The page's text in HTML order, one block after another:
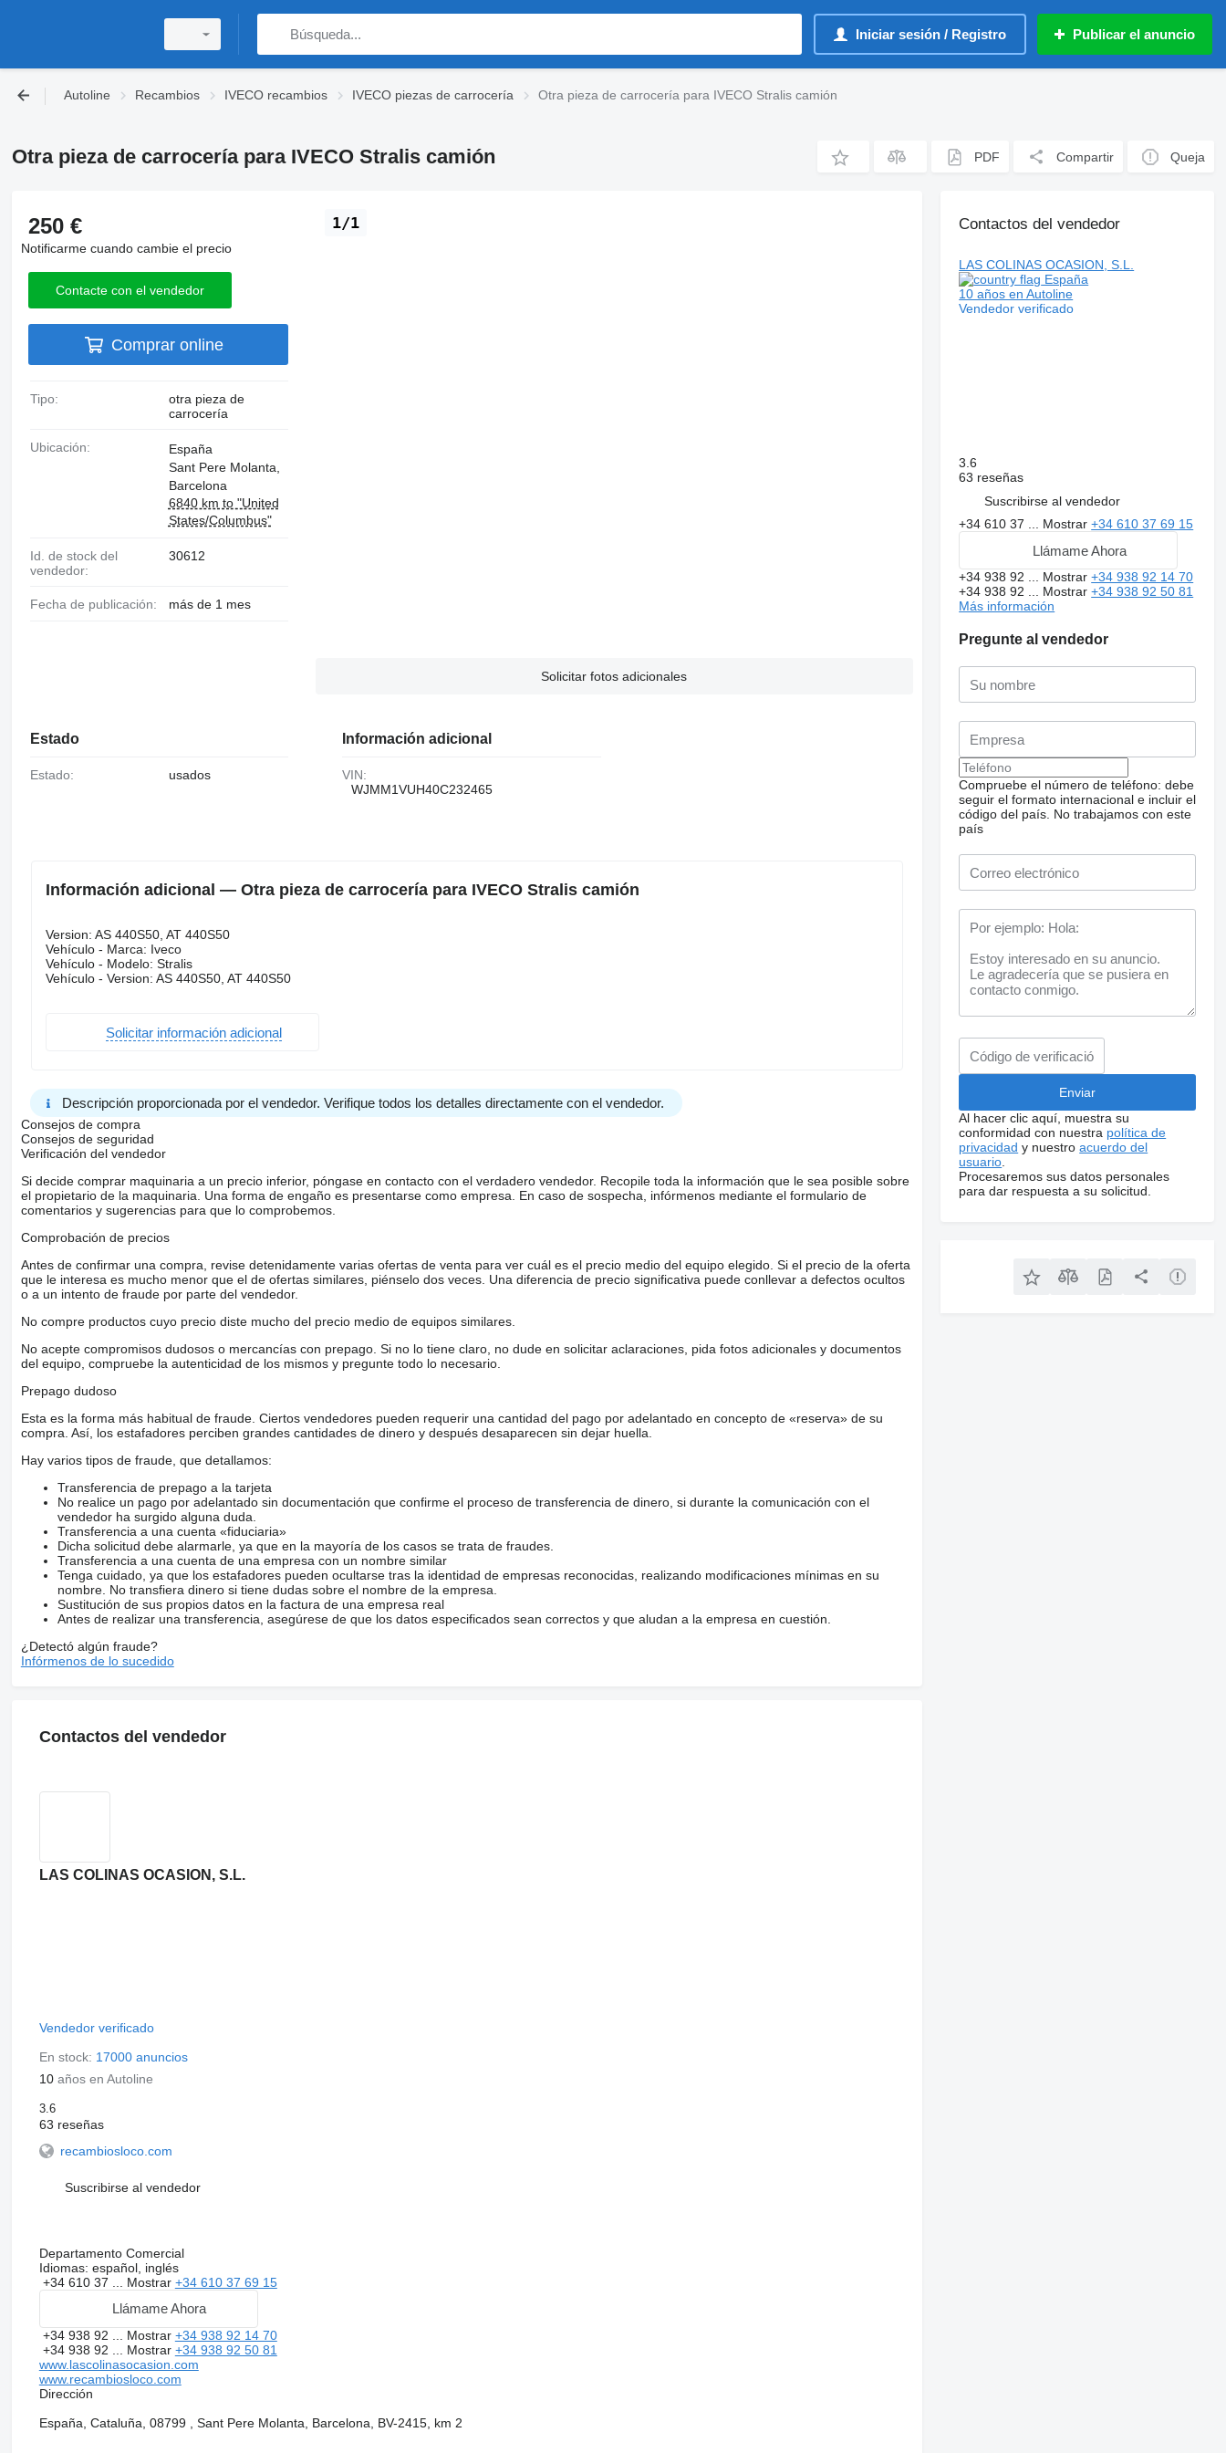
Iniciar sesión / Registro Publicar el anuncio
Autoline Recambios IVECO recambios IVECO piezas de carrocería Otra pieza de carrocería para IVECO Stralis camión
Otra pieza de carrocería para IVECO Stralis camión PDF Compartir Queja
1/1
Solicitar fotos adicionales
250 €
Notificarme cuando cambie el precio
Contacte con el vendedor
Comprar online
Tipo:
otra pieza de
carrocería
Ubicación:
España
Sant Pere Molanta,
Barcelona
6840 km to "United
States/Columbus"
Id. de stock del
vendedor:
30612
Fecha de publicación: más de 1 mes
Estado
Estado: usados
Información adicional
VIN:
WJMM1VUH40C232465
Información adicional — Otra pieza de carrocería para IVECO Stralis camión
Version: AS 440S50, AT 440S50
Vehículo - Marca: Iveco
Vehículo - Modelo: Stralis
Vehículo - Version: AS 440S50, AT 440S50
Solicitar información adicional
Descripción proporcionada por el vendedor. Verifique todos los detalles directamente con el vendedor.
Consejos de compra
Consejos de seguridad
Verificación del vendedor
Si decide comprar maquinaria a un precio inferior, póngase en contacto con el verdadero vendedor. Recopile toda la información que le sea posible sobre
el propietario de la maquinaria. Una forma de engaño es presentarse como empresa. En caso de sospecha, infórmenos mediante el formulario de
comentarios y sugerencias para que lo comprobemos.
Comprobación de precios
Antes de confirmar una compra, revise detenidamente varias ofertas de venta para ver cuál es el precio medio del equipo elegido. Si el precio de la oferta
que le interesa es mucho menor que el de ofertas similares, piénselo dos veces. Una diferencia de precio significativa puede conllevar a defectos ocultos
o a un intento de fraude por parte del vendedor.
No compre productos cuyo precio diste mucho del precio medio de equipos similares.
No acepte compromisos dudosos o mercancías con prepago. Si no lo tiene claro, no dude en solicitar aclaraciones, pida fotos adicionales y documentos
del equipo, compruebe la autenticidad de los mismos y pregunte todo lo necesario.
Prepago dudoso
Esta es la forma más habitual de fraude. Ciertos vendedores pueden requerir una cantidad del pago por adelantado en concepto de «reserva» de su
compra. Así, los estafadores perciben grandes cantidades de dinero y después desaparecen sin dejar huella.
Hay varios tipos de fraude, que detallamos:
Transferencia de prepago a la tarjeta
No realice un pago por adelantado sin documentación que confirme el proceso de transferencia de dinero, si durante la comunicación con el
vendedor ha surgido alguna duda.
Transferencia a una cuenta «fiduciaria»
Dicha solicitud debe alarmarle, ya que en la mayoría de los casos se trata de fraudes.
Transferencia a una cuenta de una empresa con un nombre similar
Tenga cuidado, ya que los estafadores pueden ocultarse tras la identidad de empresas reconocidas, realizando modificaciones mínimas en su
nombre. No transfiera dinero si tiene dudas sobre el nombre de la empresa.
Sustitución de sus propios datos en la factura de una empresa real
Antes de realizar una transferencia, asegúrese de que los datos especificados sean correctos y que aludan a la empresa en cuestión.
¿Detectó algún fraude?
Infórmenos de lo sucedido
Contactos del vendedor
LAS COLINAS OCASION, S.L.
Vendedor verificado
En stock: 17000 anuncios
10años en Autoline
3.6
63 reseñas
recambiosloco.com
Suscribirse al vendedor
Departamento Comercial
Idiomas: español, inglés
+34 610 37 ... Mostrar +34 610 37 69 15
Llámame Ahora
+34 938 92 ... Mostrar +34 938 92 14 70
+34 938 92 ... Mostrar +34 938 92 50 81
www.lascolinasocasion.com
www.recambiosloco.com
Dirección
España, Cataluña, 08799 , Sant Pere Molanta, Barcelona, BV-2415, km 2
Contactos del vendedor
LAS COLINAS OCASION, S.L.
España
10 años en Autoline
Vendedor verificado
3.6
63 reseñas
Suscribirse al vendedor
+34 610 37 ... Mostrar+34 610 37 69 15
Llámame Ahora
+34 938 92 ... Mostrar+34 938 92 14 70
+34 938 92 ... Mostrar+34 938 92 50 81
Más información
Pregunte al vendedor
Compruebe el número de teléfono: debe
seguir el formato internacional e incluir el
código del país. No trabajamos con este
país
Al hacer clic aquí, muestra su
conformidad con nuestra política de
privacidad y nuestroacuerdo del
usuario
Procesaremos sus datos personales
para dar respuesta a su solicitud.